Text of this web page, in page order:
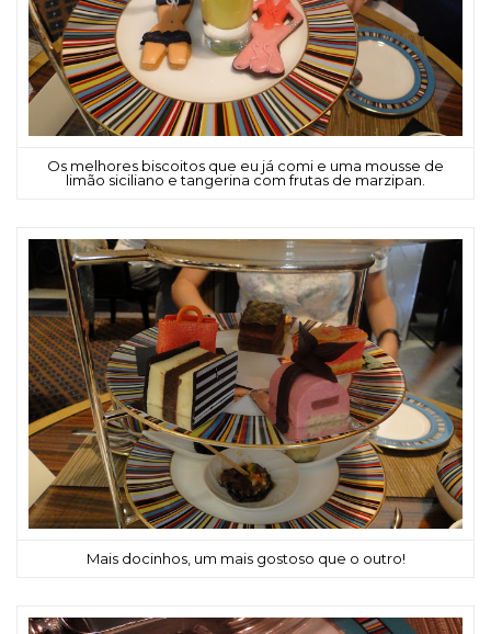
Os melhores biscoitos que eu já comi e uma mousse de
limão siciliano e tangerina com frutas de marzipan.
Mais docinhos, um mais gostoso que o outro!